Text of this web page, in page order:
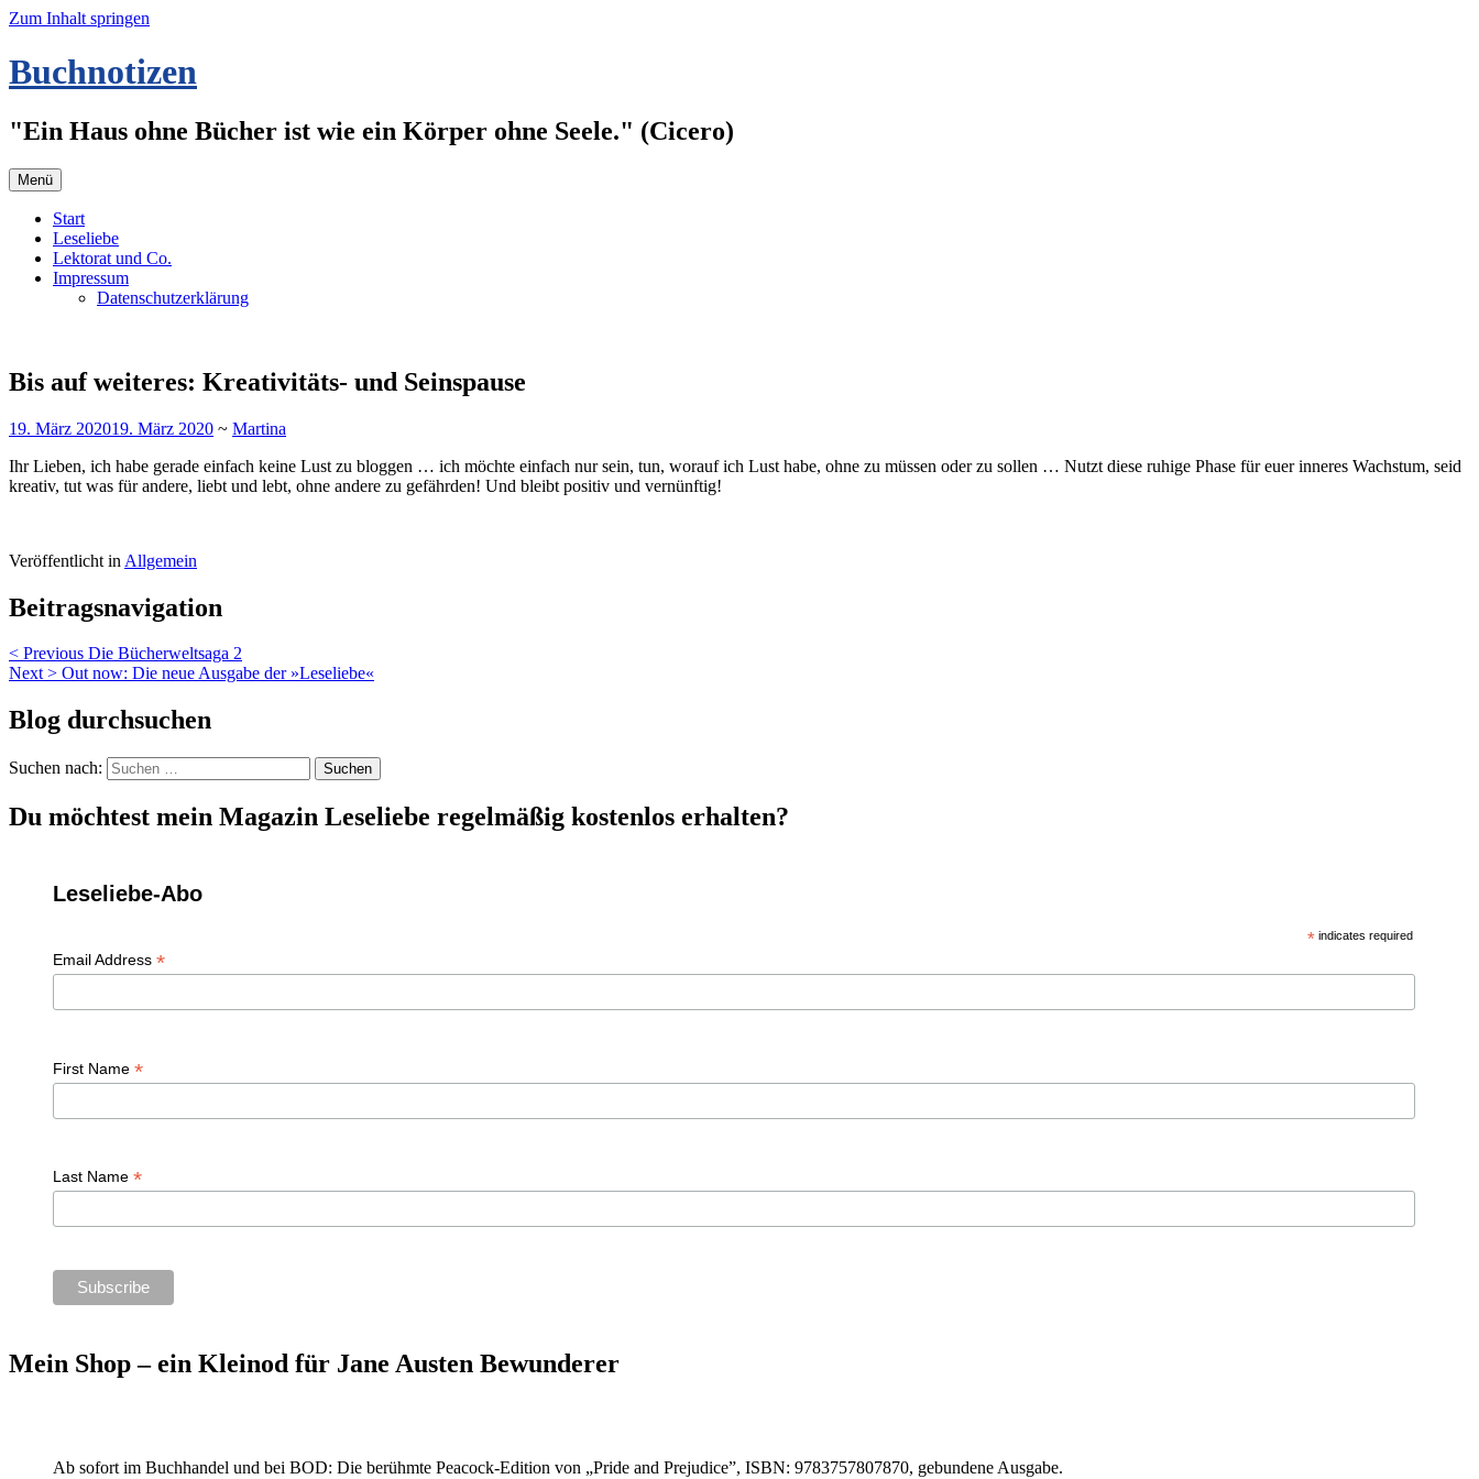
Zum Inhalt springen
Buchnotizen
"Ein Haus ohne Bücher ist wie ein Körper ohne Seele." (Cicero)
Menü
Start
Leseliebe
Lektorat und Co.
Impressum
Datenschutzerklärung
Bis auf weiteres: Kreativitäts- und Seinspause
19. März 202019. März 2020 ~ Martina
Ihr Lieben, ich habe gerade einfach keine Lust zu bloggen … ich möchte einfach nur sein, tun, worauf ich Lust habe, ohne zu müssen oder zu sollen … Nutzt diese ruhige Phase für euer inneres Wachstum, seid
kreativ, tut was für andere, liebt und lebt, ohne andere zu gefährden! Und bleibt positiv und vernünftig!
Veröffentlicht in Allgemein
Beitragsnavigation
< Previous Die Bücherweltsaga 2
Next > Out now: Die neue Ausgabe der »Leseliebe«
Blog durchsuchen
Suchen nach:
Du möchtest mein Magazin Leseliebe regelmäßig kostenlos erhalten?
Leseliebe-Abo
* indicates required
Email Address *
First Name *
Last Name *
Mein Shop – ein Kleinod für Jane Austen Bewunderer
Ab sofort im Buchhandel und bei BOD: Die berühmte Peacock-Edition von „Pride and Prejudice”, ISBN: 9783757807870, gebundene Ausgabe.